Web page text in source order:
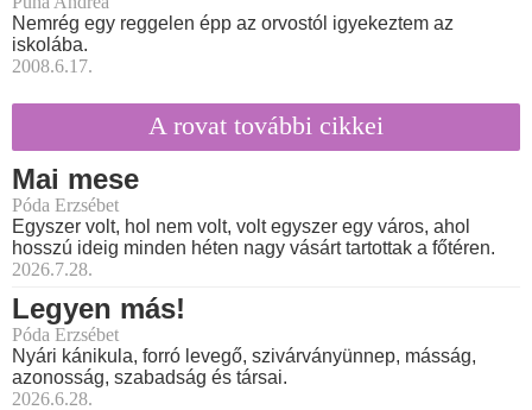
Nemrég egy reggelen épp az orvostól igyekeztem az
iskolába.
2008.6.17.
A rovat további cikkei
Mai mese
Póda Erzsébet
Egyszer volt, hol nem volt, volt egyszer egy város, ahol
hosszú ideig minden héten nagy vásárt tartottak a főtéren.
2026.7.28.
Legyen más!
Póda Erzsébet
Nyári kánikula, forró levegő, szivárványünnep, másság,
azonosság, szabadság és társai.
2026.6.28.